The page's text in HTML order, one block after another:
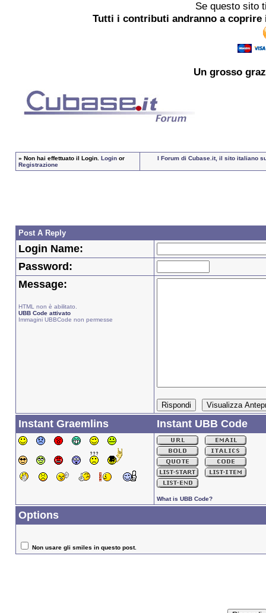
Se questo sito
Tutti i contributi andranno a
Un grosso
» Non hai effettuato il Login. Loginor
Registrazione
I Forum di Cubase.it, il sito italiano
Post A Reply
Login Name:
Password:
Message:
HTML non è abilitato.
UBB Code attivato
Immagini UBBCode non permesse
Instant Graemlins Instant UBB Code
What is UBB Code?
Options
Non usare gli smiles in questo post.